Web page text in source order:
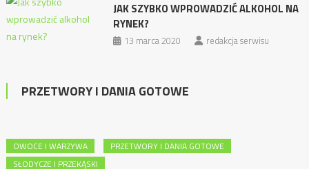
JAK SZYBKO WPROWADZIĆ ALKOHOL NA
RYNEK?
13 marca 2020 redakcja serwisu
PRZETWORY I DANIA GOTOWE
OWOCE I WARZYWA
PRZETWORY I DANIA GOTOWE
SŁODYCZE I PRZEKĄSKI